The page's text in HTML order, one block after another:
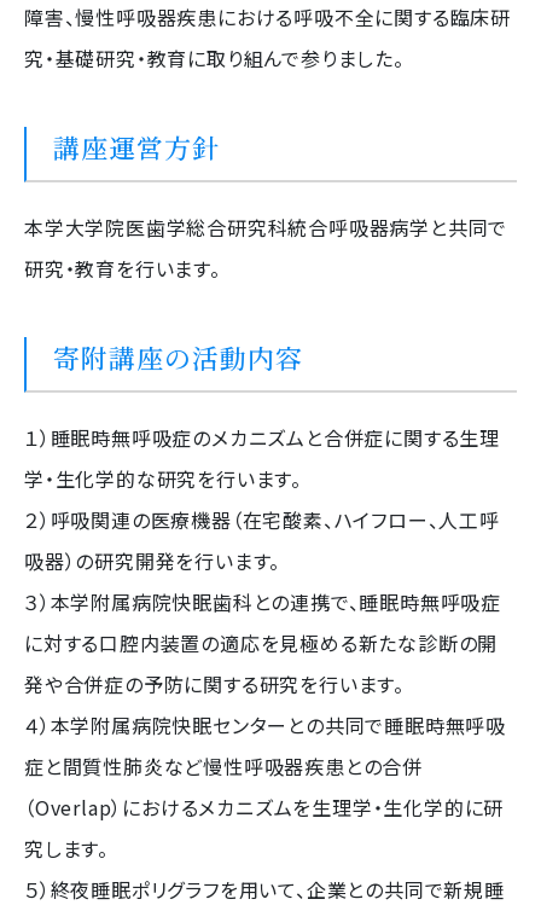
障害、慢性呼吸器疾患における呼吸不全に関する臨床研
究・基礎研究・教育に取り組んで参りました。
講座運営方針
本学大学院医歯学総合研究科統合呼吸器病学と共同で
研究・教育を行います。
寄附講座の活動内容
１）睡眠時無呼吸症のメカニズムと合併症に関する生理
学・生化学的な研究を行います。
２）呼吸関連の医療機器（在宅酸素、ハイフロー、人工呼
吸器）の研究開発を行います。
３）本学附属病院快眠歯科との連携で、睡眠時無呼吸症
に対する口腔内装置の適応を見極める新たな診断の開
発や合併症の予防に関する研究を行います。
４）本学附属病院快眠センターとの共同で睡眠時無呼吸
症と間質性肺炎など慢性呼吸器疾患との合併
（Overlap）におけるメカニズムを生理学・生化学的に研
究します。
５）終夜睡眠ポリグラフを用いて、企業との共同で新規睡